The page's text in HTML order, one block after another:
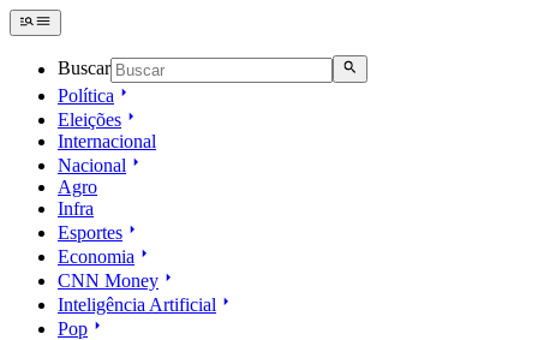
Buscar
Política
Eleições
Internacional
Nacional
Agro
Infra
Esportes
Economia
CNN Money
Inteligência Artificial
Pop